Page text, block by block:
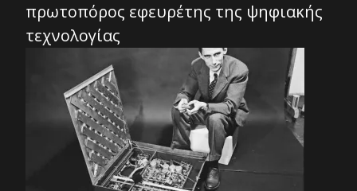
πρωτοπόρος εφευρέτης της ψηφιακής
τεχνολογίας